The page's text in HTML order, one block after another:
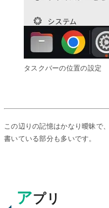
タスクバーの位置の設定
この辺りの記憶はかなり曖昧で、
書いている部分も多いです。
アプリ